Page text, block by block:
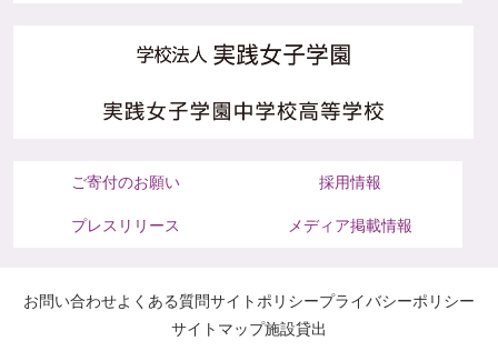
ご寄付のお願い 採用情報
プレスリリース メディア掲載情報
お問い合わせよくある質問サイトポリシープライバシーポリシー
サイトマップ施設貸出